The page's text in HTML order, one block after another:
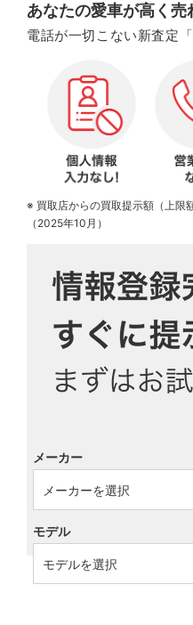
あなたの愛車が高く売
電話が一切こない新査定
※ 買取店からの買取提示額（上限
（2025年10月）
メーカー
モデル